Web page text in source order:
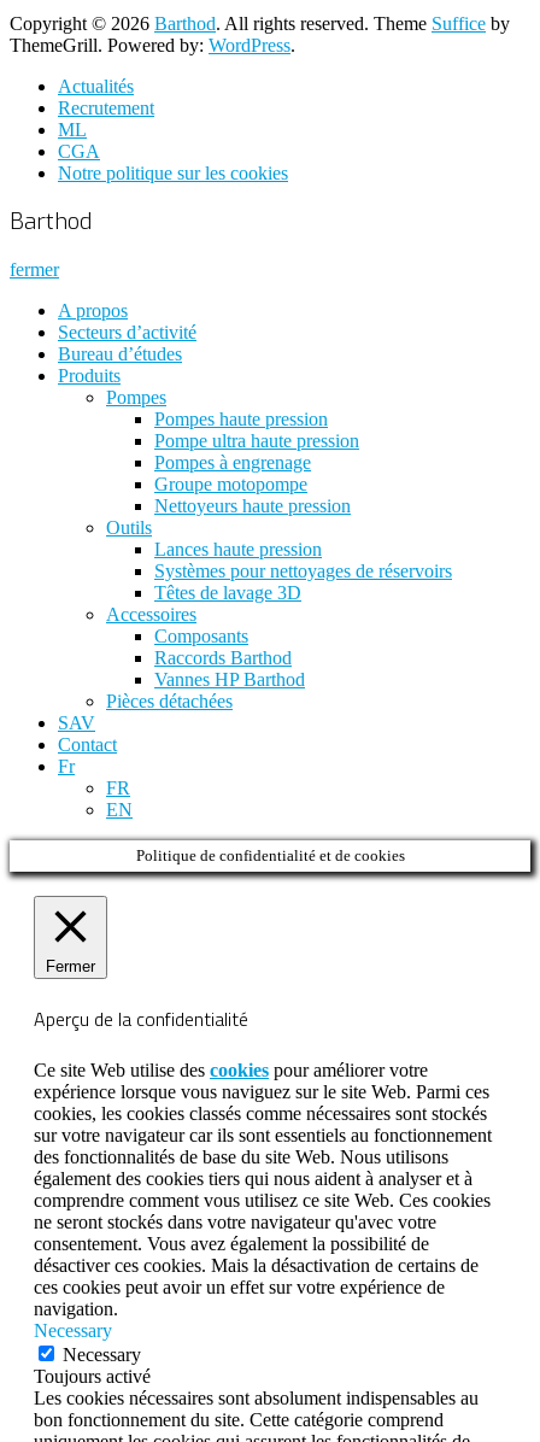
Copyright © 2026 Barthod. All rights reserved. Theme Suffice by
ThemeGrill. Powered by: WordPress.
Actualités
Recrutement
ML
CGA
Notre politique sur les cookies
Barthod
fermer
A propos
Secteurs d’activité
Bureau d’études
Produits
Pompes
Pompes haute pression
Pompe ultra haute pression
Pompes à engrenage
Groupe motopompe
Nettoyeurs haute pression
Outils
Lances haute pression
Systèmes pour nettoyages de réservoirs
Têtes de lavage 3D
Accessoires
Composants
Raccords Barthod
Vannes HP Barthod
Pièces détachées
SAV
Contact
Fr
FR
EN
Politique de confidentialité et de cookies
Fermer
Aperçu de la confidentialité
Ce site Web utilise des cookies pour améliorer votre
expérience lorsque vous naviguez sur le site Web. Parmi ces
cookies, les cookies classés comme nécessaires sont stockés
sur votre navigateur car ils sont essentiels au fonctionnement
des fonctionnalités de base du site Web. Nous utilisons
également des cookies tiers qui nous aident à analyser et à
comprendre comment vous utilisez ce site Web. Ces cookies
ne seront stockés dans votre navigateur qu'avec votre
consentement. Vous avez également la possibilité de
désactiver ces cookies. Mais la désactivation de certains de
ces cookies peut avoir un effet sur votre expérience de
navigation.
Necessary
Necessary
Toujours activé
Les cookies nécessaires sont absolument indispensables au
bon fonctionnement du site. Cette catégorie comprend